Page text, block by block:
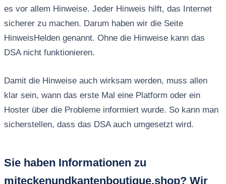
es vor allem Hinweise. Jeder Hinweis hilft, das Internet
sicherer zu machen. Darum haben wir die Seite
HinweisHelden genannt. Ohne die Hinweise kann das
DSA nicht funktionieren.
Damit die Hinweise auch wirksam werden, muss allen
klar sein, wann das erste Mal eine Platform oder ein
Hoster über die Probleme informiert wurde. So kann man
sicherstellen, dass das DSA auch umgesetzt wird.
Sie haben Informationen zu
miteckenundkantenboutique.shop? Wir